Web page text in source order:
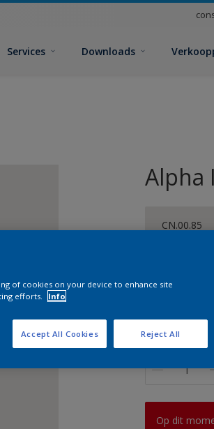
Services Downloads
Alpha
CN.00.85
Grootte
Aantal
Op dit
of cookies on your device to enhance site
efforts.
Info
Reject All
Accept All Cookies